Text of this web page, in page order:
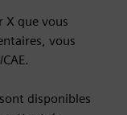
X que vous
vous
disponibles